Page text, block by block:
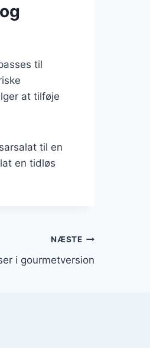
til
at tilføje
til en
en tidløs
NÆSTE
i gourmetversion